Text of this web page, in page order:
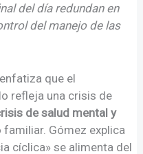
del día redundan en
del manejo de las
enfatiza que el
refleja una crisis de
de salud mental y
familiar. Gómez explica
cíclica» se alimenta del